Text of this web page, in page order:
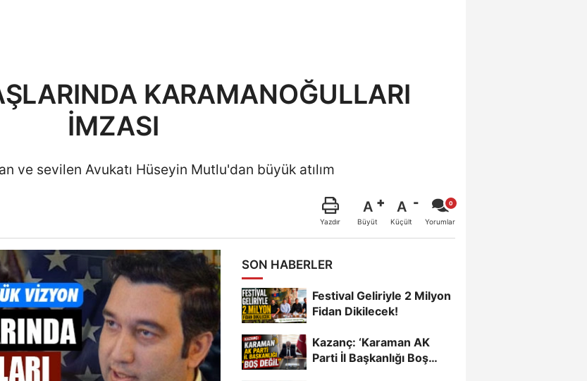
KARAMANOĞULLARI
İMZASI
ve sevilen Avukatı Hüseyin Mutlu'dan büyük atılım
Yazdır
A
Büyüt
A
Küçült Yorumlar
SON HABERLER
Festival Geliriyle 2 Milyon
Fidan Dikilecek!
Kazanç: ‘Karaman AK
Parti İl Başkanlığı Boş